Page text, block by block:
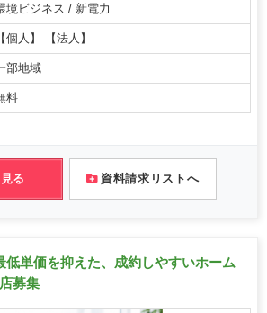
境ビジネス / 新電力
【個人】 【法人】
部地域
料
る 資料請求リストへ
低単価を抑えた、成約しやすいホーム
募集